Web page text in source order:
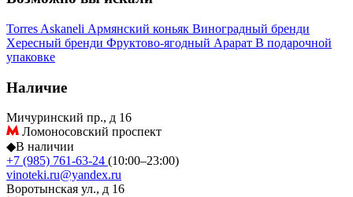
Torres Askaneli Армянский коньяк Виноградный бренди
Хересный бренди Фруктово-ягодный Арарат В подарочной
упаковке
Наличие
Мичуринский пр., д 16
Ломоносовский проспект
◆В наличии
+7 (985) 761-63-24 (10:00–23:00)
vinoteki.ru@yandex.ru
Воротынская ул., д 16